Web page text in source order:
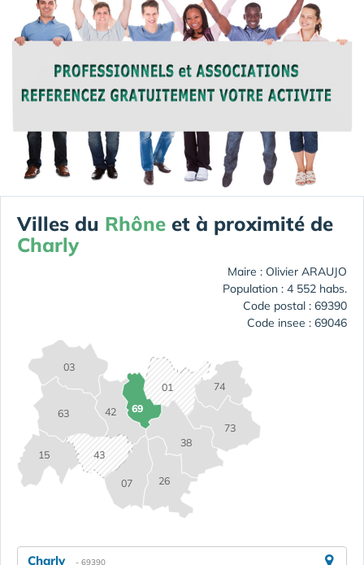
Villes du Rhône et à proximité de
Charly
Maire : Olivier ARAUJO
Population : 4 552 habs.
Code postal : 69390
Code insee : 69046
01
03
07
15
26
38
42
43
63 69
73
74
Charly - 69390